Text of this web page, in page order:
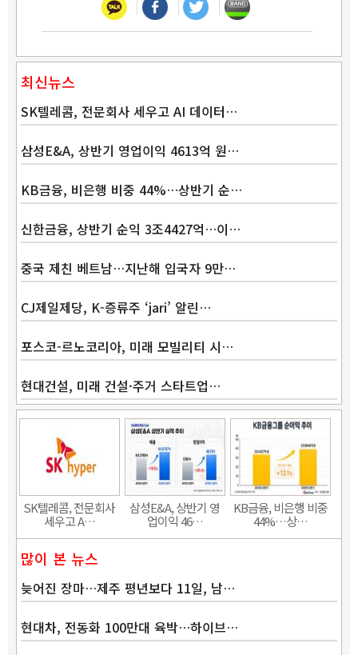
최신뉴스
SK텔레콤, 전문회사 세우고 AI 데이터…
삼성E&A, 상반기 영업이익 4613억 원…
KB금융, 비은행 비중 44%…상반기 순…
신한금융, 상반기 순익 3조4427억…이…
중국 제친 베트남…지난해 입국자 9만…
CJ제일제당, K-증류주 ‘jari’ 알린…
포스코-르노코리아, 미래 모빌리티 시…
현대건설, 미래 건설·주거 스타트업…
SK텔레콤, 전문회사
세우고 A…
삼성E&A, 상반기 영
업이익 46…
KB금융, 비은행 비중
44%…상…
많이 본 뉴스
늦어진 장마…제주 평년보다 11일, 남…
현대차, 전동화 100만대 육박…하이브…